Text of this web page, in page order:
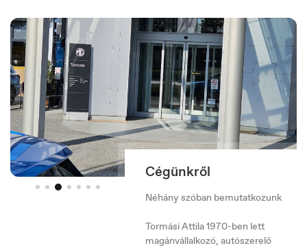
Cégünkről
Néhány szóban bemutatkozunk
Tormási Attila 1970-ben lett
magánvállalkozó, autószerelő